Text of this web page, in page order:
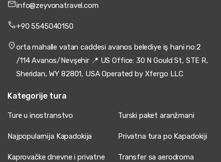
info@zeyvonatravel.com
+90 5545040150
orta mahalle vatan caddesi avanos belediye iş hani no:2
/114 Avanos/Nevşehir 📍 US Office: 30 N Gould St, STE R,
Sheridan, WY 82801, USA Operated by Xfergo LLC
Kategorije tura
Ture u inostranstvo Turski paket aranžmani
Najpopularnija Kapadokija Privatna tura po Kapadokiji
Kaprovačke dnevne i privatne
Transfer sa aerodroma